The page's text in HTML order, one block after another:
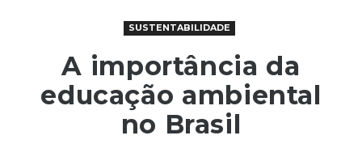
SUSTENTABILIDADE
A importância da
educação ambiental
no Brasil